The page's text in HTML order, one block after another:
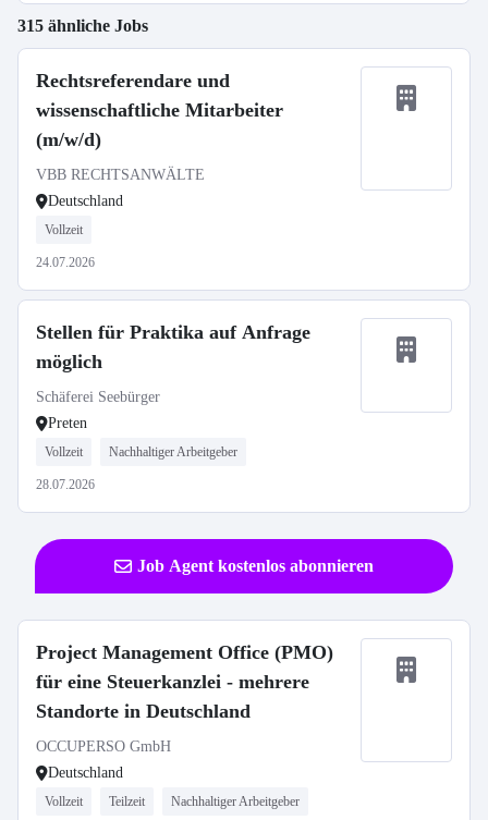
315 ähnliche Jobs
Rechtsreferendare und
wissenschaftliche Mitarbeiter
(m/w/d)
VBB RECHTSANWÄLTE
Deutschland
Vollzeit
24.07.2026
Stellen für Praktika auf Anfrage
möglich
Schäferei Seebürger
Preten
Vollzeit Nachhaltiger Arbeitgeber
28.07.2026
Job Agent kostenlos abonnieren
Project Management Office (PMO)
für eine Steuerkanzlei - mehrere
Standorte in Deutschland
OCCUPERSO GmbH
Deutschland
Vollzeit Teilzeit Nachhaltiger Arbeitgeber